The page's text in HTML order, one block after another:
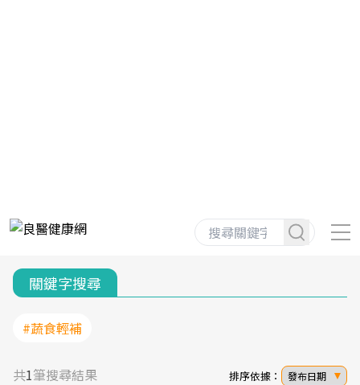
關鍵字搜尋
#蔬食輕補
共1筆搜尋結果 排序依據： 發布日期